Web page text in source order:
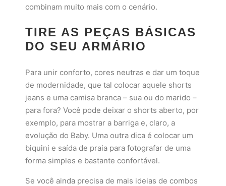
combinam muito mais com o cenário.
TIRE AS PEÇAS BÁSICAS
DO SEU ARMÁRIO
Para unir conforto, cores neutras e dar um toque
de modernidade, que tal colocar aquele shorts
jeans e uma camisa branca – sua ou do marido –
para fora? Você pode deixar o shorts aberto, por
exemplo, para mostrar a barriga e, claro, a
evolução do Baby. Uma outra dica é colocar um
biquini e saída de praia para fotografar de uma
forma simples e bastante confortável.
Se você ainda precisa de mais ideias de combos